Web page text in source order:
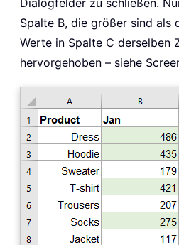
Spalte B, die größer sind als
Werte in Spalte C derselben
hervorgehoben – siehe